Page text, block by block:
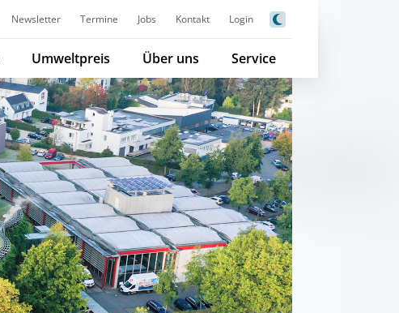
Newsletter Termine Jobs Kontakt Login
Umweltpreis Über uns Service